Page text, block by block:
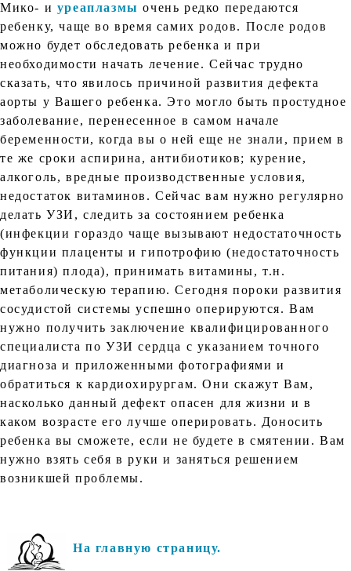
Мико- и уреаплазмы очень редко передаются
ребенку, чаще во время самих родов. После родов
можно будет обследовать ребенка и при
необходимости начать лечение. Сейчас трудно
сказать, что явилось причиной развития дефекта
аорты у Вашего ребенка. Это могло быть простудное
заболевание, перенесенное в самом начале
беременности, когда вы о ней еще не знали, прием в
те же сроки аспирина, антибиотиков; курение,
алкоголь, вредные производственные условия,
недостаток витаминов. Сейчас вам нужно регулярно
делать УЗИ, следить за состоянием ребенка
(инфекции гораздо чаще вызывают недостаточность
функции плаценты и гипотрофию (недостаточность
питания) плода), принимать витамины, т.н.
метаболическую терапию. Сегодня пороки развития
сосудистой системы успешно оперируются. Вам
нужно получить заключение квалифицированного
специалиста по УЗИ сердца с указанием точного
диагноза и приложенными фотографиями и
обратиться к кардиохирургам. Они скажут Вам,
насколько данный дефект опасен для жизни и в
каком возрасте его лучше оперировать. Доносить
ребенка вы сможете, если не будете в смятении. Вам
нужно взять себя в руки и заняться решением
возникшей проблемы.
На главную страницу.